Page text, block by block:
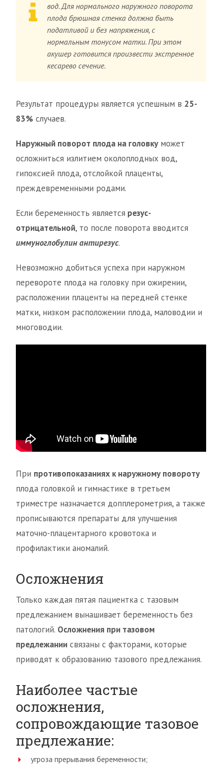
вод. Для нормального наружного поворота
плода брюшная стенка должна быть
податливой и без напряжения, с
нормальным тонусом матки. При этом
акушер готовится произвести экстренное
кесарево сечение.
Результат процедуры является успешным в 25-
83% случаев.
Наружный поворот плода на головку может
осложниться излитием околоплодных вод,
гипоксией плода, отслойкой плаценты,
преждевременными родами.
Если беременность является резус-
отрицательной, то после поворота вводится
иммуноглобулин антирезус.
Невозможно добиться успеха при наружном
перевороте плода на головку при ожирении,
расположении плаценты на передней стенке
матки, низком расположении плода, маловодии и
многоводии.
При противопоказаниях к наружному повороту
плода головкой и гимнастике в третьем
триместре назначается допплерометрия, а также
прописываются препараты для улучшения
маточно-плацентарного кровотока и
профилактики аномалий.
Осложнения
Только каждая пятая пациентка с тазовым
предлежанием вынашивает беременность без
патологий. Осложнения при тазовом
предлежании связаны с факторами, которые
приводят к образованию тазового предлежания.
Наиболее частые
осложнения,
сопровождающие тазовое
предлежание:
угроза прерывания беременности;